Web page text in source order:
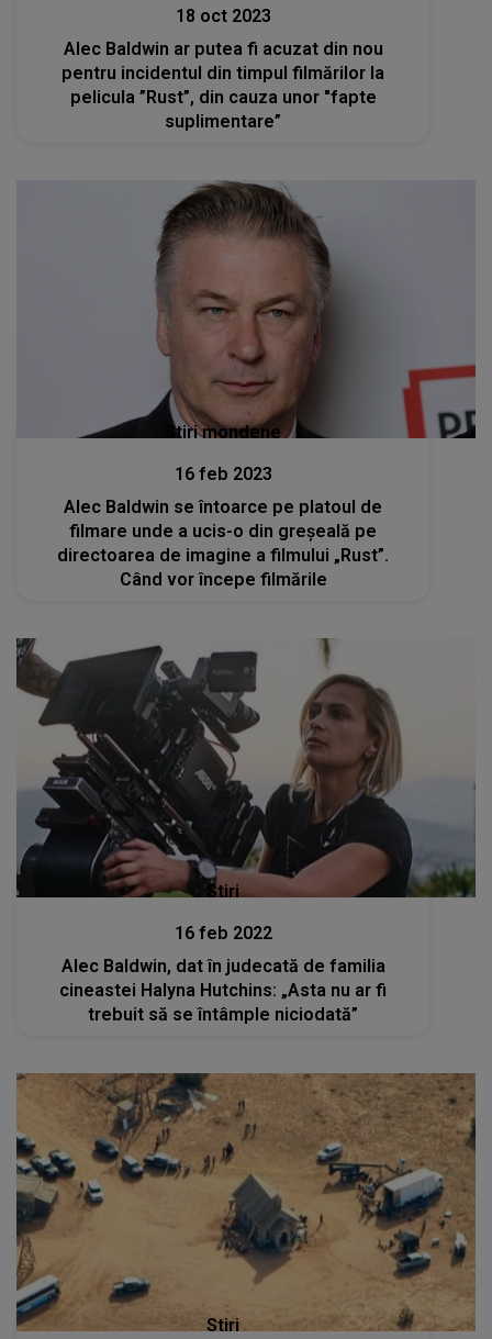
18 oct 2023
Alec Baldwin ar putea fi acuzat din nou
pentru incidentul din timpul filmărilor la
pelicula ”Rust”, din cauza unor "fapte
suplimentare”
Stiri mondene
16 feb 2023
Alec Baldwin se întoarce pe platoul de
filmare unde a ucis-o din greșeală pe
directoarea de imagine a filmului „Rust”.
Când vor începe filmările
Stiri
16 feb 2022
Alec Baldwin, dat în judecată de familia
cineastei Halyna Hutchins: „Asta nu ar fi
trebuit să se întâmple niciodată”
Stiri